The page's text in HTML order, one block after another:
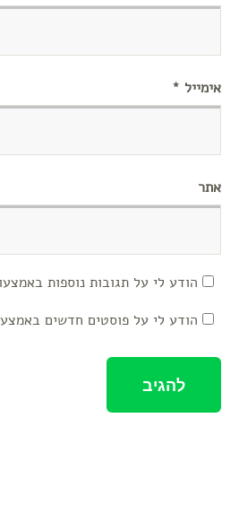
אימייל *
אתר
הודע לי על תגובות נוספות
הודע לי על פוסטים חדשים